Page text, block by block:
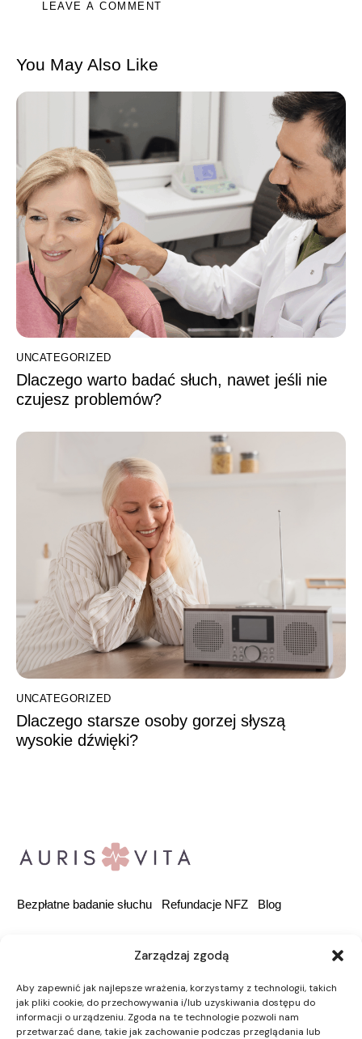
Zarządzaj zgodą
Aby zapewnić jak najlepsze wrażenia, korzystamy z technologii, takich
jak pliki cookie, do przechowywania i/lub uzyskiwania dostępu do
informacji o urządzeniu. Zgoda na te technologie pozwoli nam
przetwarzać dane, takie jak zachowanie podczas przeglądania lub
You May Also Like
UNCATEGORIZED
Dlaczego warto badać słuch, nawet jeśli nie
czujesz problemów?
UNCATEGORIZED
Dlaczego starsze osoby gorzej słyszą
wysokie dźwięki?
Bezpłatne badanie słuchu Refundacje NFZ Blog
Daszyńskiego 2B, 00-843
Warszawa